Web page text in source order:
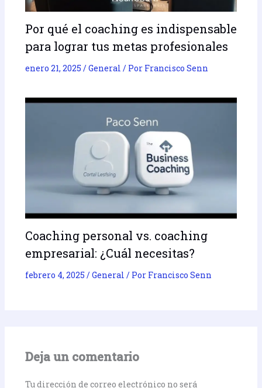
Por qué el coaching es indispensable
para lograr tus metas profesionales
enero 21, 2025 /General / Por Francisco Senn
Coaching personal vs. coaching
empresarial: ¿Cuál necesitas?
febrero 4, 2025 /General / Por Francisco Senn
Deja un comentario
Tu dirección de correo electrónico no será